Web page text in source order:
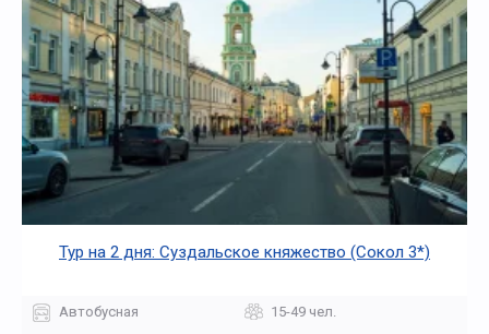
Тур на 2 дня: Суздальское княжество (Сокол 3*)
Автобусная
15-49 чел.